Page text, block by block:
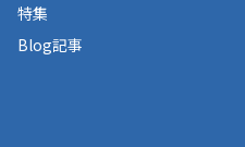
特集
Blog記事